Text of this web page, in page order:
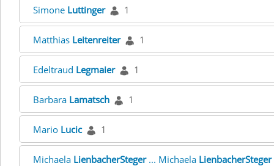
Simone Luttinger 1
Matthias Leitenreiter 1
Edeltraud Legmaier 1
Barbara Lamatsch 1
Mario Lucic 1
Michaela LienbacherSteger... Michaela LienbacherSteger